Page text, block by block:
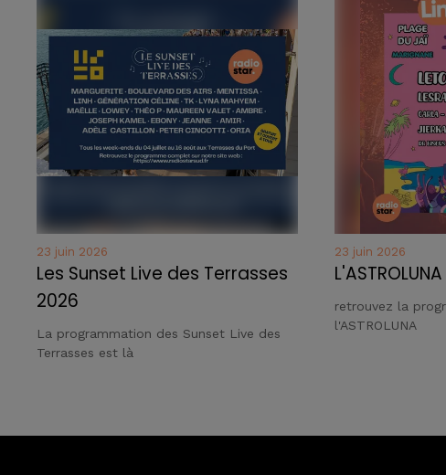
23 juin 2026
Les Sunset Live des Terrasses
2026
La programmation des Sunset Live des
Terrasses est là
23 juin 2026
retrouvez la
l'ASTROLUNA